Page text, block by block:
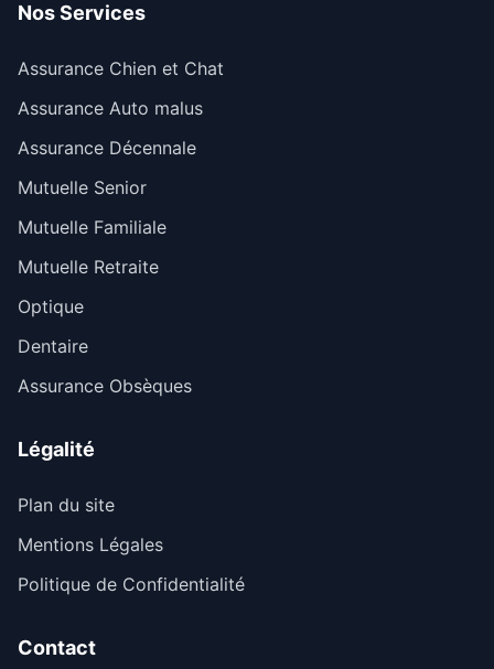
Nos Services
Assurance Chien et Chat
Assurance Auto malus
Assurance Décennale
Mutuelle Senior
Mutuelle Familiale
Mutuelle Retraite
Optique
Dentaire
Assurance Obsèques
Légalité
Plan du site
Mentions Légales
Politique de Confidentialité
Contact